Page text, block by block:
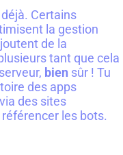
Certains
la gestion
de la
tant que cela
bien sûr ! Tu
des apps
des sites
les bots.